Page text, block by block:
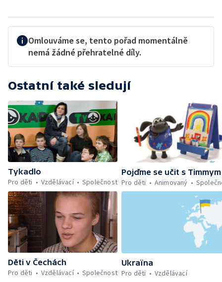
Omlouváme se, tento pořad momentálně
nemá žádné přehratelné díly.
Ostatní také sledují
Tykadlo
Pro děti
Vzdělávací Společnost
Pojďme se učit s Timmym
Pro děti
Animovaný
Děti v Čechách
Pro děti
Vzdělávací Společnost
Ukraïna
Pro děti
Vzdělávací